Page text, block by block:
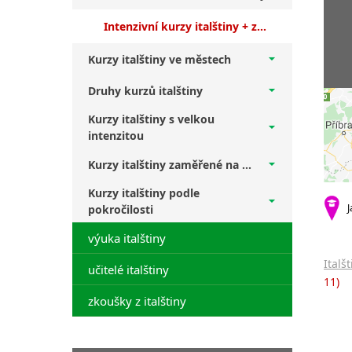
Intenzivní kurzy italštiny + začátečníci
Kurzy italštiny ve městech
Druhy kurzů italštiny
Kurzy italštiny s velkou
intenzitou
Kurzy italštiny zaměřené na ...
Kurzy italštiny podle
pokročilosti
výuka italštiny
učitelé italštiny
zkoušky z italštiny
11)